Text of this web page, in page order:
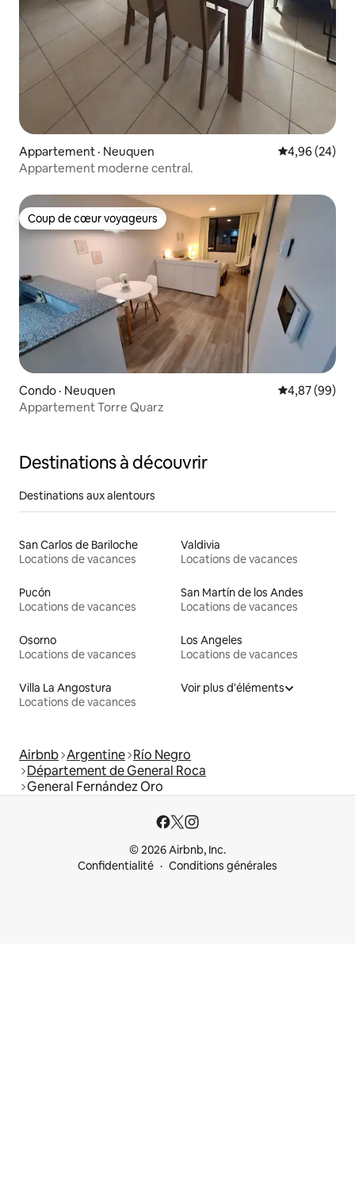
Appartement · Neuquen Note
4,96 (24)
Appartement moderne central.
Coup de cœur voyageurs
Coup de cœur voyageurs
Condo · Neuquen Note
4,87 (99)
Appartement Torre Quarz
Destinations à découvrir
Destinations aux alentours
San Carlos de Bariloche
Locations de vacances
Valdivia
Locations de vacances
Pucón
Locations de vacances
San Martín de los Andes
Locations de vacances
Osorno
Locations de vacances
Los Angeles
Locations de vacances
Villa La Angostura
Locations de vacances
Voir plus d'éléments
Airbnb Argentine Río Negro
Département de General Roca
General Fernández Oro
© 2026 Airbnb, Inc.
Confidentialité
Conditions générales